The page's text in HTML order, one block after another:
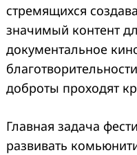
стремящихся
значимый контент
документальное
доброты проходят
Главная задача
развивать